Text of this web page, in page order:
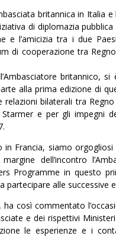
britannica in Italia e
di diplomazia
e l’amicizia tra i due
di cooperazione tra
britannico,
alla prima edizione di
relazioni bilaterali tra
e per gli impegni
in Francia, siamo
dell’incontro
Programme in questo
alle successive
così commentato
e dei rispettivi
le esperienze e i